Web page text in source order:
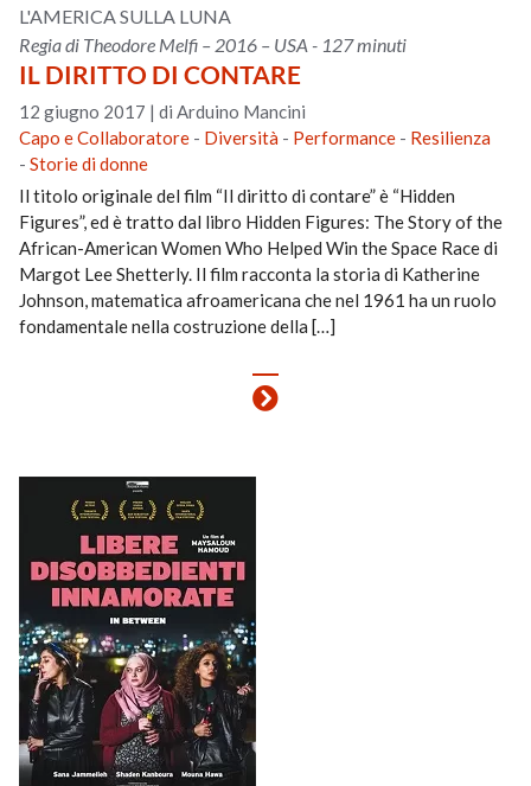
L'AMERICA SULLA LUNA
Regia di Theodore Melfi – 2016 – USA - 127 minuti
IL DIRITTO DI CONTARE
12 giugno 2017 |di Arduino Mancini
Capo e Collaboratore - Diversità - Performance - Resilienza
-Storie di donne
Il titolo originale del film “Il diritto di contare” è “Hidden
Figures”, ed è tratto dal libro Hidden Figures: The Story of the
African-American Women Who Helped Win the Space Race di
Margot Lee Shetterly. Il film racconta la storia di Katherine
Johnson, matematica afroamericana che nel 1961 ha un ruolo
fondamentale nella costruzione della […]